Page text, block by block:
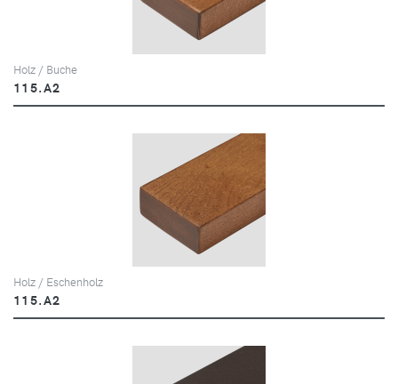
Holz / Buche
115.A2
Holz / Eschenholz
115.A2